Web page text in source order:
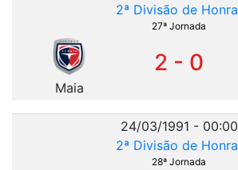
2ª Divisão de Honra
27ª Jornada
Maia
2 - 0
24/03/1991 - 00:00
2ª Divisão de Honra
28ª Jornada